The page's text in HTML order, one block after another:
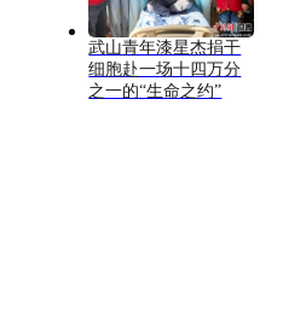
武山青年漆星杰捐干
细胞赴一场十四万分
之一的“生命之约”